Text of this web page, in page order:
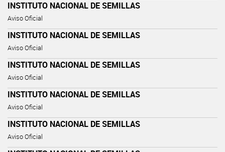
INSTITUTO NACIONAL DE SEMILLAS
Aviso Oficial
INSTITUTO NACIONAL DE SEMILLAS
Aviso Oficial
INSTITUTO NACIONAL DE SEMILLAS
Aviso Oficial
INSTITUTO NACIONAL DE SEMILLAS
Aviso Oficial
INSTITUTO NACIONAL DE SEMILLAS
Aviso Oficial